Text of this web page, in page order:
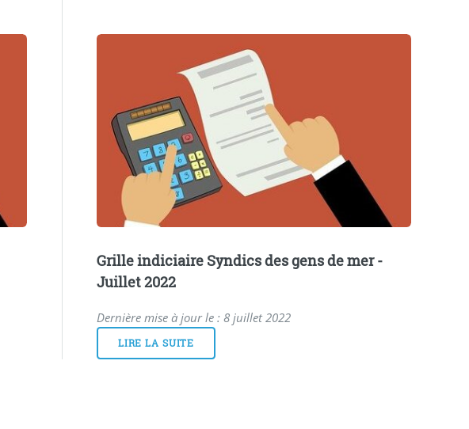
Grille indiciaire Syndics des gens de mer -
Juillet 2022
Dernière mise à jour le : 8 juillet 2022
LIRE LA SUITE